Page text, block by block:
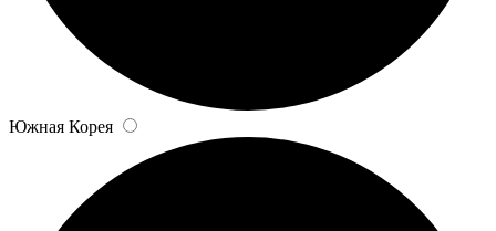
Южная Корея